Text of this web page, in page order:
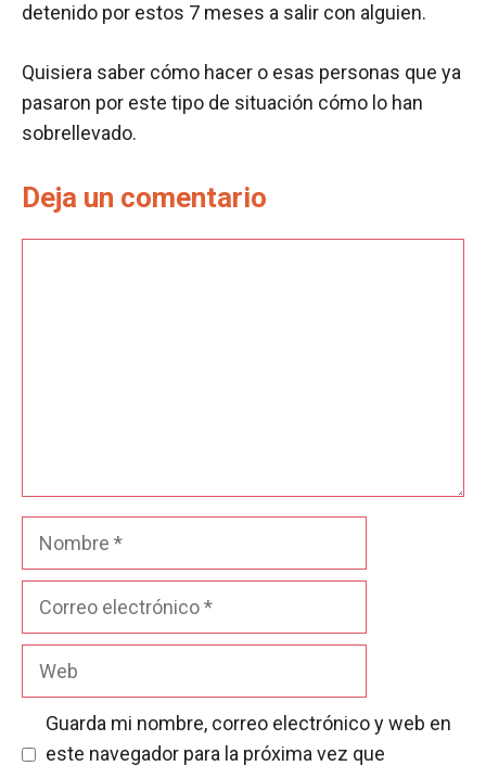
detenido por estos 7 meses a salir con alguien.
Quisiera saber cómo hacer o esas personas que ya
pasaron por este tipo de situación cómo lo han
sobrellevado.
Deja un comentario
Nombre
Guarda mi nombre, correo electrónico y web en
este navegador para la próxima vez que